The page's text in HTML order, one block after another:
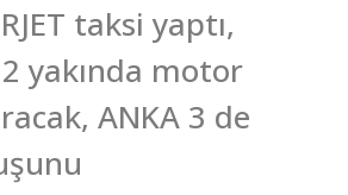
taksi yaptı,
yakında motor
ANKA 3 de